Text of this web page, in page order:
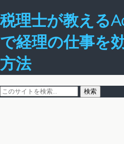
税理士が教える
で経理の仕事を
方法